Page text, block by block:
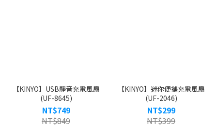
【KINYO】USB靜音充電風扇
(UF-8645)
NT$749
NT$849
【KINYO】迷你便攜充電風扇
(UF-2046)
NT$299
NT$399